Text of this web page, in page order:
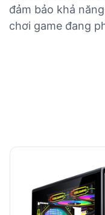
đảm bảo khả
chơi game đang